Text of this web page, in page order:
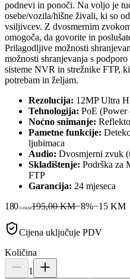
podnevi in ponoči. Na voljo je
osebe/vozila/hišne živali, ki so
vsiljivcev. Z dvosmernim
omogoča, da govorite in
Prilagodljive možnosti
možnosti shranjevanja s
sisteme NVR in strežnike FTP,
potrebam in željam.
Rezolucija: 12MP Ultra
Tehnologija: PoE (Power
Noćno snimanje:
Pametne funkcije:
ljubimaca
Audio: Dvosmjerni zvuk
Skladištenje: Podrška za
FTP
Garancija: 24 mjeseca
180 00KM195,00 KM−8%−15 KM
Cijena uključuje PDV
Količina
1